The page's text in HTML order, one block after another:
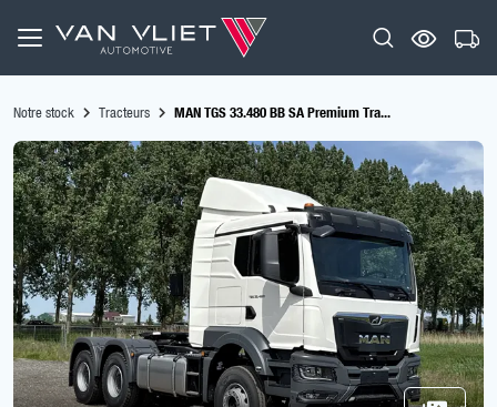
Notre stock Tracteurs MAN TGS 33.480 BB SA Premium Tra...